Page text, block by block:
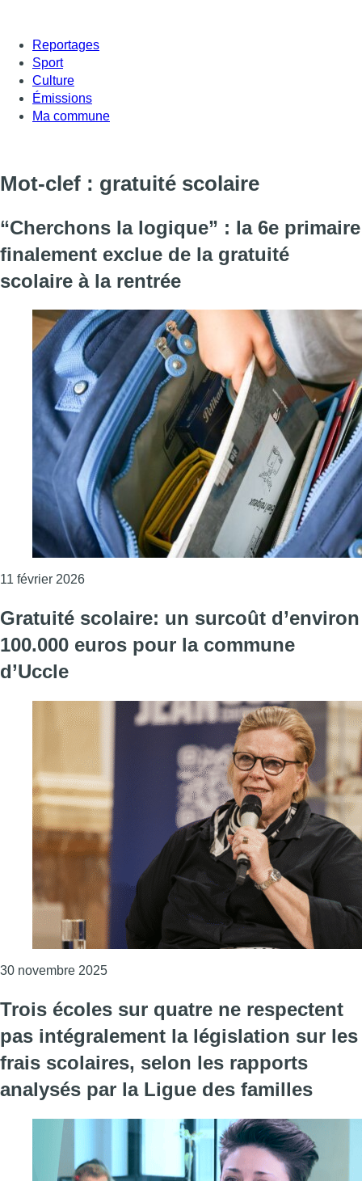
Reportages
Sport
Culture
Émissions
Ma commune
Mot-clef : gratuité scolaire
“Cherchons la logique” : la 6e primaire
finalement exclue de la gratuité
scolaire à la rentrée
11 février 2026Consulter l'article "“Cherchons la logique” : la
Gratuité scolaire: un surcoût d’environ
100.000 euros pour la commune
d’Uccle
30 novembre 2025Consulter l'article "Gratuité scolaire: un
Trois écoles sur quatre ne respectent
pas intégralement la législation sur les
frais scolaires, selon les rapports
analysés par la Ligue des familles